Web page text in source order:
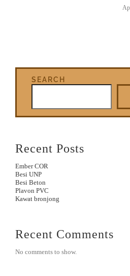
SEARCH
Recent Posts
Ember COR
Besi UNP
Besi Beton
Plavon PVC
Kawat bronjong
Recent Comments
No comments to show.